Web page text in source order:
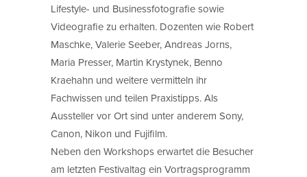
Lifestyle- und Businessfotografie sowie
Videografie zu erhalten. Dozenten wie Robert
Maschke, Valerie Seeber, Andreas Jorns,
Maria Presser, Martin Krystynek, Benno
Kraehahn und weitere vermitteln ihr
Fachwissen und teilen Praxistipps. Als
Aussteller vor Ort sind unter anderem Sony,
Canon, Nikon und Fujifilm.
Neben den Workshops erwartet die Besucher
am letzten Festivaltag ein Vortragsprogramm